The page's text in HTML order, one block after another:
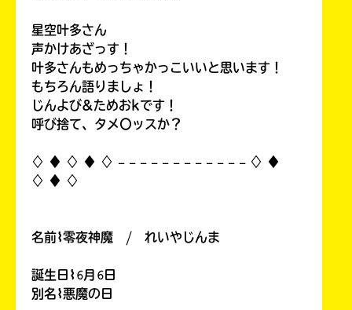
星空叶多さん
声かけあざっす！
叶多さんもめっちゃかっこいいと思います！
もちろん語りましょ！
じんよび&ためおkです！
呼び捨て、タメ〇ッスか？
♢ ♦︎ ♢ ♦︎ ♢ 𓐄 𓐄 𓐄 𓐄 𓐄 𓐄 𓐄 𓐄 𓐄 𓐄 𓐄 𓐄 ♢ ♦︎
♢ ♦︎ ♢
名前⌇零夜神魔 / れいやじんま
誕生日⌇𝟼月𝟼日
別名⌇悪魔の日